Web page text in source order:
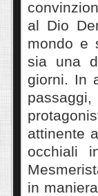
al Dio
mondo e
sia una
giorni. In
attinente
occhiali
in